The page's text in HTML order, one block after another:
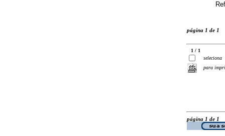
página 1 de 1
1 / 1
seleciona
para
página 1 de 1